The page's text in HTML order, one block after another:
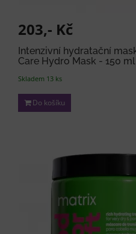
203,- Kč
Intenzivní hydratační
Care Hydro Mask - 150 ml
Skladem 13 ks
Do košíku